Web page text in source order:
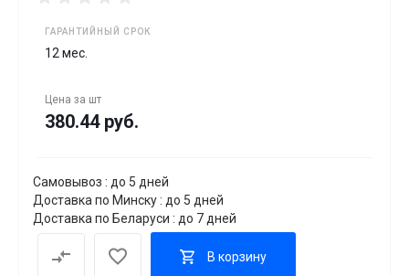
ГАРАНТИЙНЫЙ СРОК
12 мес.
Цена за шт
380.44 руб.
Самовывоз : до 5 дней
Доставка по Минску : до 5 дней
Доставка по Беларуси : до 7 дней
В корзину